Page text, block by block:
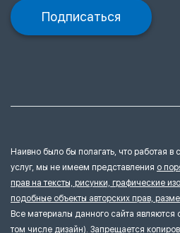
Подписаться
Наивно было бы полагать, что работая
услуг, мы не имеем представления о
прав на тексты, рисунки, графические
подобные объекты авторских прав,
Все материалы данного сайта являются
том числе дизайн). Запрещается